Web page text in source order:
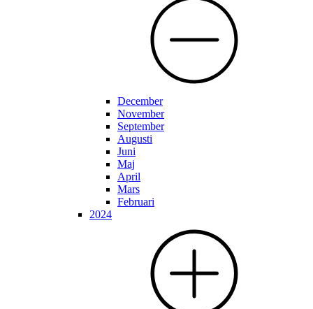
December
November
September
Augusti
Juni
Maj
April
Mars
Februari
2024